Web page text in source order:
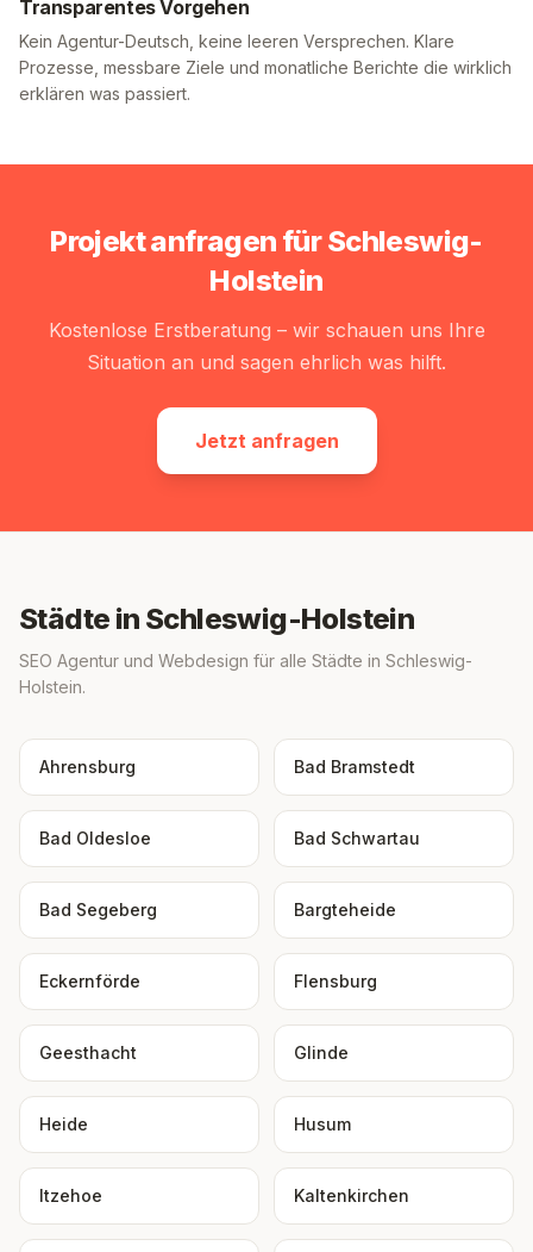
Transparentes Vorgehen
Kein Agentur-Deutsch, keine leeren Versprechen. Klare
Prozesse, messbare Ziele und monatliche Berichte die wirklich
erklären was passiert.
Projekt anfragen fürSchleswig-
Holstein
Kostenlose Erstberatung – wir schauen uns Ihre
Situation an und sagen ehrlich was hilft.
Jetzt anfragen
Städte in Schleswig-Holstein
SEO Agentur und Webdesign für alle Städte in Schleswig-
Holstein.
Ahrensburg Bad Bramstedt
Bad Oldesloe Bad Schwartau
Bad Segeberg Bargteheide
Eckernförde Flensburg
Geesthacht Glinde
Heide Husum
Itzehoe Kaltenkirchen